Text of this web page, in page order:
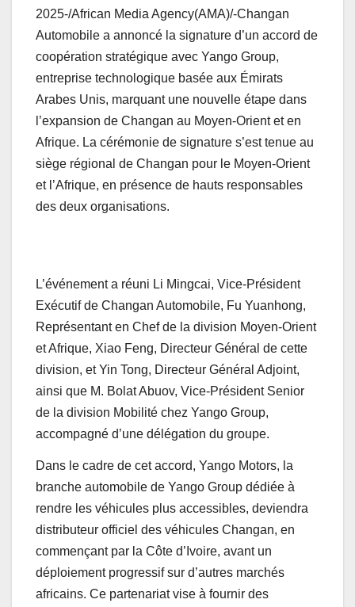
2025-/African Media Agency(AMA)/-Changan
Automobile a annoncé la signature d’un accord de
coopération stratégique avec Yango Group,
entreprise technologique basée aux Émirats
Arabes Unis, marquant une nouvelle étape dans
l’expansion de Changan au Moyen-Orient et en
Afrique. La cérémonie de signature s’est tenue au
siège régional de Changan pour le Moyen-Orient
et l’Afrique, en présence de hauts responsables
des deux organisations.
L’événement a réuni Li Mingcai, Vice-Président
Exécutif de Changan Automobile, Fu Yuanhong,
Représentant en Chef de la division Moyen-Orient
et Afrique, Xiao Feng, Directeur Général de cette
division, et Yin Tong, Directeur Général Adjoint,
ainsi que M. Bolat Abuov, Vice-Président Senior
de la division Mobilité chez Yango Group,
accompagné d’une délégation du groupe.
Dans le cadre de cet accord, Yango Motors, la
branche automobile de Yango Group dédiée à
rendre les véhicules plus accessibles, deviendra
distributeur officiel des véhicules Changan, en
commençant par la Côte d’Ivoire, avant un
déploiement progressif sur d’autres marchés
africains. Ce partenariat vise à fournir des